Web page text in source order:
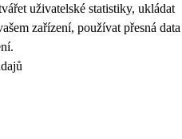
uživatelské statistiky, ukládat
zařízení, používat přesná data